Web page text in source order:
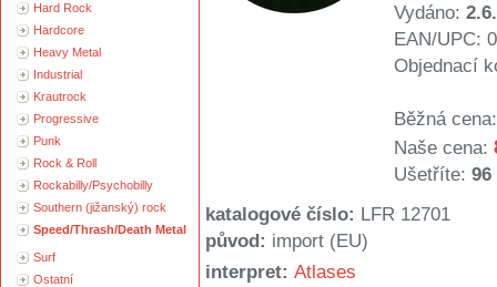
Hard Rock
Hardcore
Heavy Metal
Industrial
Krautrock
Progressive
Punk
Rock & Roll
Rockabilly/Psychobilly
Southern (jižanský) rock
Speed/Thrash/Death Metal
Surf
Ostatní
Vydáno:
EAN/UPC:
Objednací
Běžná cena:
Naše cena:
Ušetříte: 96
katalogové číslo: LFR 12701
původ: import (EU)
interpret: Atlases